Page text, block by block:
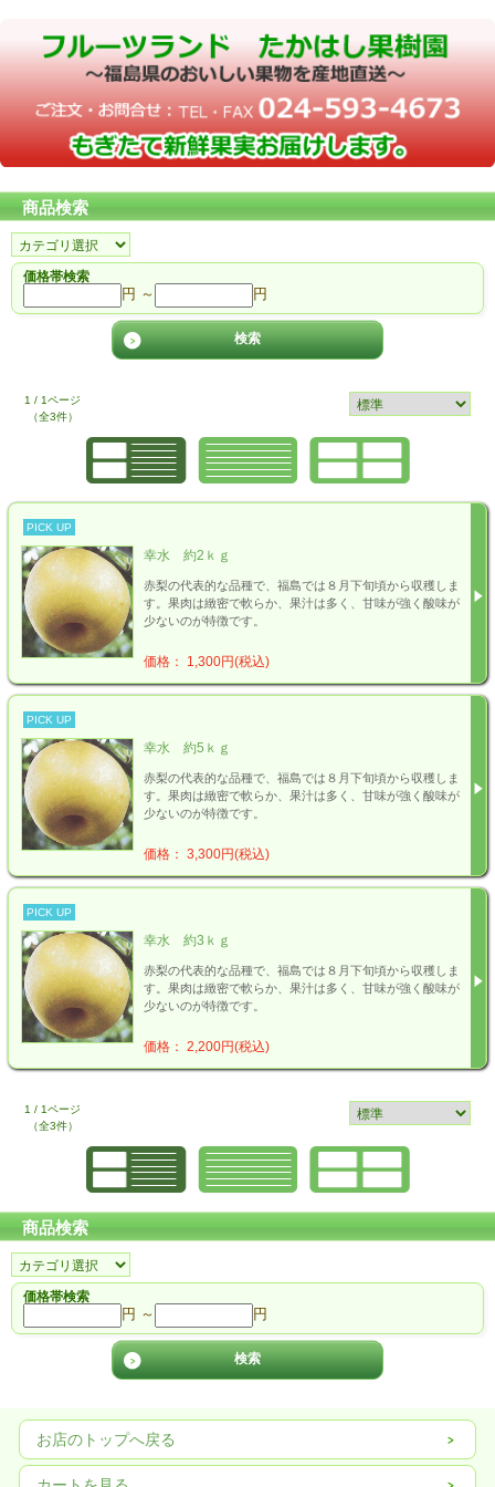
商品検索
価格帯検索
円 ～ 円
1 / 1ページ
（全3件）
PICK UP
幸水 約2ｋｇ
赤梨の代表的な品種で、福島では８月下旬頃から収穫しま
す。果肉は緻密で軟らか、果汁は多く、甘味が強く酸味が
少ないのが特徴です。
価格： 1,300円(税込)
PICK UP
幸水 約5ｋｇ
赤梨の代表的な品種で、福島では８月下旬頃から収穫しま
す。果肉は緻密で軟らか、果汁は多く、甘味が強く酸味が
少ないのが特徴です。
価格： 3,300円(税込)
PICK UP
幸水 約3ｋｇ
赤梨の代表的な品種で、福島では８月下旬頃から収穫しま
す。果肉は緻密で軟らか、果汁は多く、甘味が強く酸味が
少ないのが特徴です。
価格： 2,200円(税込)
1 / 1ページ
（全3件）
商品検索
価格帯検索
円 ～ 円
お店のトップへ戻る